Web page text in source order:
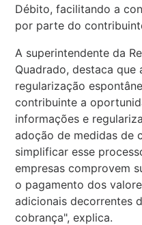
Débito, facilitando a
por parte do
A superintendente da
Quadrado, destaca
regularização
contribuinte a
informações e
adoção de medidas de
simplificar esse
empresas comprovem
o pagamento dos
adicionais decorrentes
cobrança", explica.